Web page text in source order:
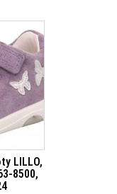
LILLO,
8500,